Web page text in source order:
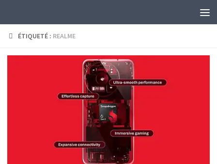
ÉTIQUETÉ : REALME